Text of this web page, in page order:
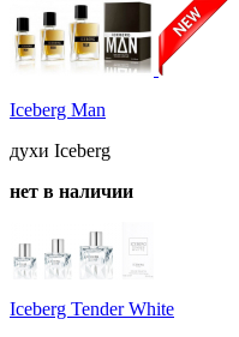
Iceberg Man
духи Iceberg
нет в наличии
Iceberg Tender White